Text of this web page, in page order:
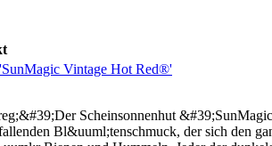
Vintage Hot Red®'
Scheinsonnenhut
Bl&uuml;tenschmuck, der sich den